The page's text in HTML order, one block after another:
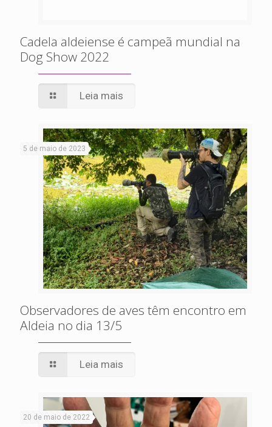
Cadela aldeiense é campeã mundial na
Dog Show 2022
Leia mais
5 de maio de 2023
Observadores de aves têm encontro em
Aldeia no dia 13/5
Leia mais
20 de maio de 2022